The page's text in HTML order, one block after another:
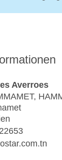
Averroes